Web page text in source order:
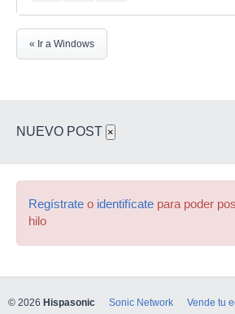
« Ir a Windows
NUEVO POST ×
Regístrate o identifícate para poder
hilo
© 2026 Hispasonic Sonic Network Vende tu